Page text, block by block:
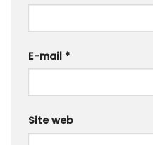
E-mail *
Site web